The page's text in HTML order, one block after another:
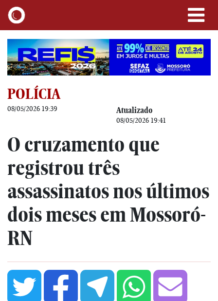
POLÍCIA
08/05/2026 19:39 Atualizado
08/05/2026 19:41
O cruzamento que
registrou três
assassinatos nos últimos
dois meses em Mossoró-
RN